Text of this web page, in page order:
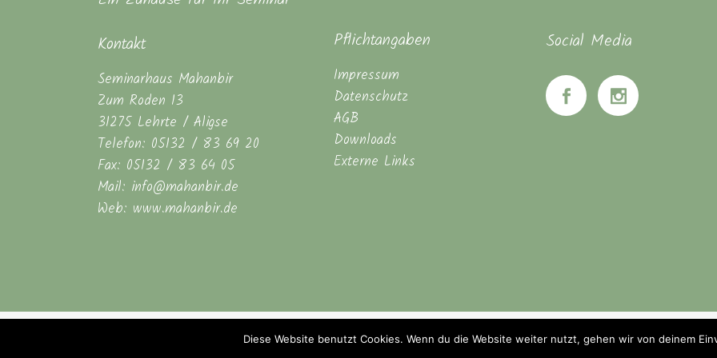
Kontakt
Seminarhaus Mahanbir
Zum Roden 13
31275 Lehrte / Aligse
Telefon: 05132 / 83 69 20
Fax: 05132 / 83 64 05
Mail: info@mahanbir.de
Web: www.mahanbir.de
Pflichtangaben
Impressum
Datenschutz
AGB
Downloads
Externe Links
Social Media
© Seminarhaus Mahanbir - Zwischen Hannover & Braunschweig
Diese Website benutzt Cookies. Wenn du die Website weiter nutzt, gehen wir von deinem